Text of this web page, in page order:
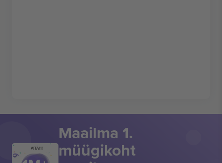
AITÄH!
Maailma 1.
müügikoht